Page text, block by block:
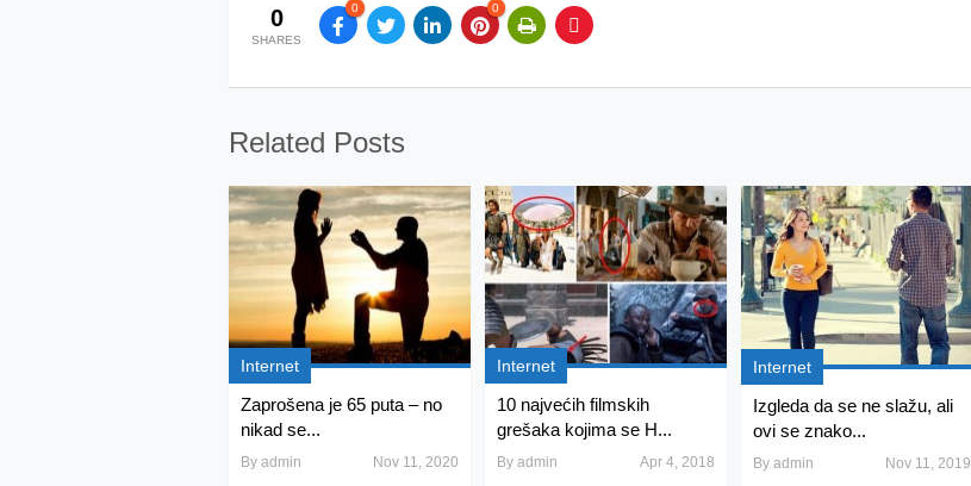
0
SHARES
0 0
Related Posts
Internet
Zaprošena je 65 puta – no
nikad se...
By admin Nov 11, 2020
Internet
10 najvećih filmskih
grešaka kojima se H...
By admin Apr 4, 2018
Internet
Izgleda da se ne slažu, ali
ovi se znako...
By admin Nov 11, 2019